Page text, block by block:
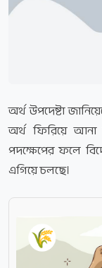
অর্থ উপদেষ্টা
অর্থ ফিরিয়ে আনা
পদক্ষেপের ফলে
এগিয়ে চলছে।